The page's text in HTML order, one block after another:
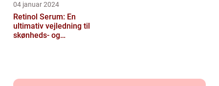
04 januar 2024
Retinol Serum: En
ultimativ vejledning til
skønheds- og